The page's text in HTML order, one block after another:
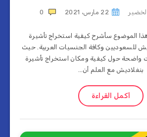
22 مارس، 2021 0
الموضوع سأشرح كيفية استخراج تأشيرة
للسعوديين وكافة الجنسيات العربية. حيث
واضحة حول كيفية ومكان استخراج تأشيرة
بنغلاديش مع العلم أن…
أكمل القراءة